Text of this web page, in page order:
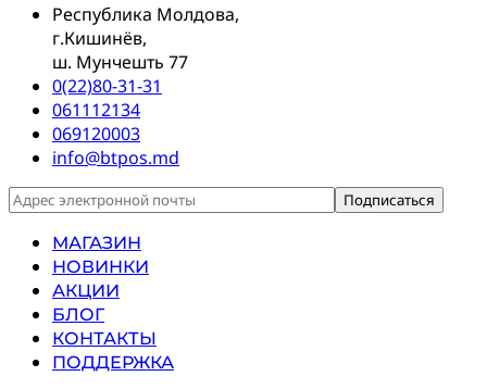
Республика Молдова,
г.Кишинёв,
ш. Мунчешть 77
0(22)80-31-31
061112134
069120003
info@btpos.md
МАГАЗИН
НОВИНКИ
АКЦИИ
БЛОГ
КОНТАКТЫ
ПОДДЕРЖКА